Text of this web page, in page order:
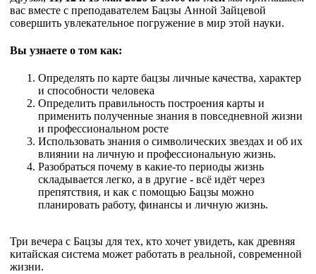
вас вместе с преподавателем Бацзы Анной Зайцевой
совершить увлекательное погружение в мир этой науки.
Вы узнаете о том как:
Определять по карте бацзы личные качества, характер
и способности человека
Определить правильность построения карты и
применить полученные знания в повседневной жизни
и профессиональном росте
Использовать знания о символических звездах и об их
влиянии на личную и профессиональную жизнь.
Разобраться почему в какие-то периоды жизнь
складывается легко, а в другие - всё идёт через
препятствия, и как с помощью Бацзы можно
планировать работу, финансы и личную жизнь.
Три вечера с Бацзы для тех, кто хочет увидеть, как древняя
китайская система может работать в реальной, современной
жизни.